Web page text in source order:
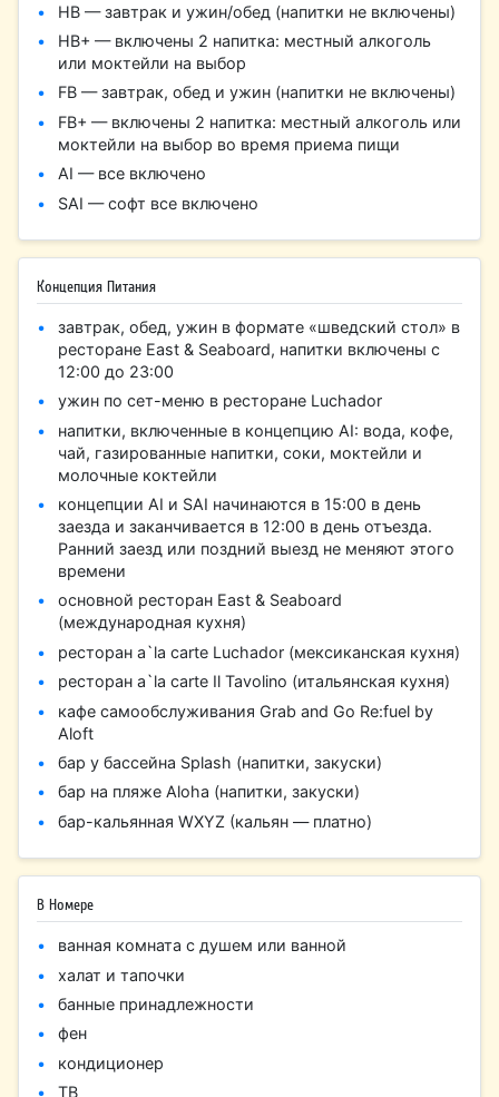
HB — завтрак и ужин/обед (напитки не включены)
HB+ — включены 2 напитка: местный алкоголь
или моктейли на выбор
FB — завтрак, обед и ужин (напитки не включены)
FB+ — включены 2 напитка: местный алкоголь или
моктейли на выбор во время приема пищи
AI — все включено
SAI — софт все включено
Концепция Питания
завтрак, обед, ужин в формате «шведский стол» в
ресторане East & Seaboard, напитки включены с
12:00 до 23:00
ужин по сет-меню в ресторане Luchador
напитки, включенные в концепцию AI: вода, кофе,
чай, газированные напитки, соки, моктейли и
молочные коктейли
концепции AI и SAI начинаются в 15:00 в день
заезда и заканчивается в 12:00 в день отъезда.
Ранний заезд или поздний выезд не меняют этого
времени
основной ресторан East & Seaboard
(международная кухня)
ресторан a`la carte Luchador (мексиканская кухня)
ресторан a`la carte Il Tavolino (итальянская кухня)
кафе самообслуживания Grab and Go Re:fuel by
Aloft
бар у бассейна Splash (напитки, закуски)
бар на пляже Aloha (напитки, закуски)
бар-кальянная WXYZ (кальян — платно)
В Номере
ванная комната с душем или ванной
халат и тапочки
банные принадлежности
фен
кондиционер
ТВ